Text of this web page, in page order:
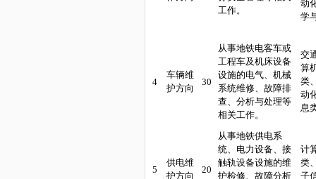
工作。
动
学
4
车辆维
护方向
30
从事地铁电客车或
工程车及机床设备
设施的电气、机械
系统维修、故障排
查、分析与处理等
相关工作。
交
算
类
动
息
5
供电维
护方向
20
从事地铁供电系
统、电力设备、接
触轨设备设施的维
护检修、故障分析
计
类
子